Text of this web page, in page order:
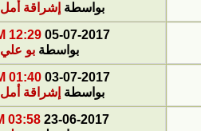
بواسطة إشراقة أمل
05-07-2017
12:29 AM
بواسطة بو علي
03-07-2017
01:40 AM
بواسطة إشراقة أمل
23-06-2017
03:58 PM